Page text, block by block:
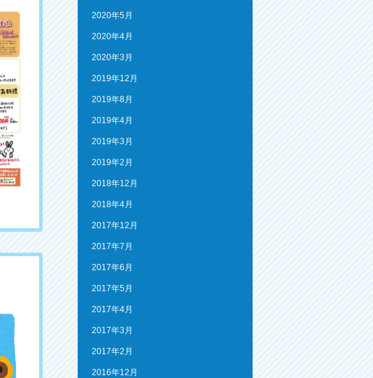
2020年5月
2020年4月
2020年3月
2019年12月
2019年8月
2019年4月
2019年3月
2019年2月
2018年12月
2018年4月
2017年12月
2017年7月
2017年6月
2017年5月
2017年4月
2017年3月
2017年2月
2016年12月